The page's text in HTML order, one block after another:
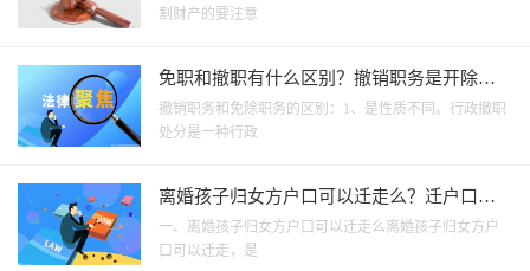
割财产的要注意
免职和撤职有什么区别？撤销职务是开除
吗？|当前视讯
撤销职务和免除职务的区别：1、是性质不同。行政撤职
处分是一种行政
离婚孩子归女方户口可以迁走么？迁户口条
件是什么？
一、离婚孩子归女方户口可以迁走么离婚孩子归女方户
口可以迁走，是